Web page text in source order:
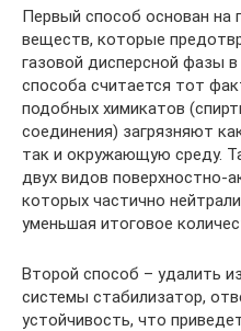
Первый способ основан на
веществ, которые
газовой дисперсной фазы
способа считается тот
подобных химикатов
соединения) загрязняют
так и окружающую среду.
двух видов поверхностно-
которых частично
уменьшая итоговое
Второй способ – удалить
системы стабилизатор,
устойчивость, что